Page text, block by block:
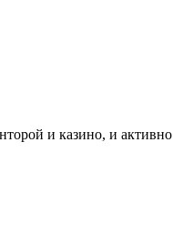
и казино, и